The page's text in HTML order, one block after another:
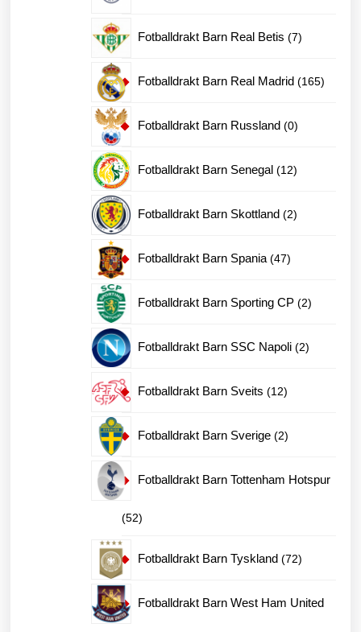
Fotballdrakt Barn Real Betis 77
Fotballdrakt Barn Real Madrid 165165
Fotballdrakt Barn Russland 00
Fotballdrakt Barn Senegal 1212
Fotballdrakt Barn Skottland 22
Fotballdrakt Barn Spania 4747
Fotballdrakt Barn Sporting CP 22
Fotballdrakt Barn SSC Napoli 22
Fotballdrakt Barn Sveits 1212
Fotballdrakt Barn Sverige 22
Fotballdrakt Barn Tottenham Hotspur
5252
produkter
Fotballdrakt Barn Tyskland 7272
Fotballdrakt Barn West Ham United